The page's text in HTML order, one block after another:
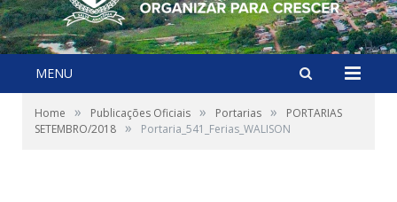
MENU
Home » Publicações Oficiais » Portarias »
PORTARIAS
SETEMBRO/2018 » Portaria_541_Ferias_WALISON